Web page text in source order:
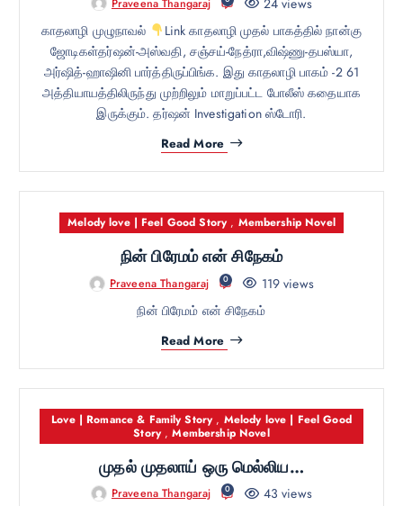
காதலாழி முழுநாவல்
Link காதலாழி முதல் பாகத்தில் நான்கு
ஜோடிகள்தர்ஷன்-அஸ்வதி, சஞ்சய்-நேத்ரா,விஷ்ணு-தபஸ்யா,
அர்ஷித்-ஹாஷினி பார்த்திருப்பிங்க. இது காதலாழி பாகம் -2 61
அத்தியாயத்திலிருந்து முற்றிலும் மாறுப்பட்ட போலீஸ் கதையாக
இருக்கும். தர்ஷன் Investigation ஸ்டோரி.
Read More
Melody love | Feel Good Story, Membership Novel
நின் பிரேமம் என் சிநேகம்
Praveena Thangaraj 0
119 views
நின் பிரேமம் என் சிநேகம்
Read More
Love | Romance & Family Story, Melody love | Feel Good
Story,Membership Novel
முதல் முதலாய் ஒரு மெல்லிய…
Praveena Thangaraj 0
43 views